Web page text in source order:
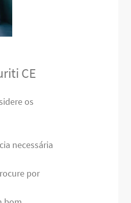
CE
os
necessária
por